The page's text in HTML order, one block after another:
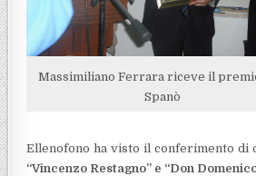
Massimiliano Ferrara riceve il
Spanò
Ellenofono ha visto il conferimento di
“Vincenzo Restagno” e “Don